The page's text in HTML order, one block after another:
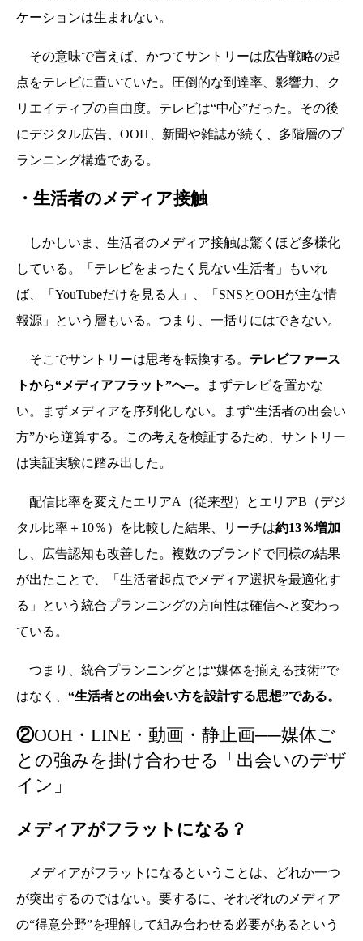
ケーションは生まれない。
その意味で言えば、かつてサントリーは広告戦略の起
点をテレビに置いていた。圧倒的な到達率、影響力、ク
リエイティブの自由度。テレビは“中心”だった。その後
にデジタル広告、OOH、新聞や雑誌が続く、多階層のプ
ランニング構造である。
・生活者のメディア接触
しかしいま、生活者のメディア接触は驚くほど多様化
している。
「テレビをまったく見ない生活者」もいれ
ば、「YouTubeだけを見る人」、「SNSとOOHが主な情
報源」という層もいる。つまり、 一括りにはできない。
そこでサントリーは思考を転換する。 テレビファース
トから“メディアフラット”へ─。
まずテレビを置かな
い。まずメディアを序列化しない。まず“生活者の出会い
方”から逆算する。
この考えを検証するため、サントリー
は実証実験に踏み出した。
配信比率を変えたエリアA（従来型）とエリアB（デジ
タル比率＋10％）を比較した結果、リーチは約13％増加
し、広告認知も改善した。複数のブランドで同様の結果
が出たことで、「生活者起点でメディア選択を最適化す
る」という統合プランニングの方向性は確信へと変わっ
ている。
つまり、統合プランニングとは“媒体を揃える技術”で
はなく、 “生活者との出会い方を設計する思想”である。
②OOH・LINE・動画・静止画──媒体ご
との強みを掛け合わせる「出会いのデザ
イン」
メディアがフラットになる？
メディアがフラットになるということは、どれか一つ
が突出するのではない。要するに、それぞれのメディア
の“得意分野”を理解して組み合わせる必要があるという